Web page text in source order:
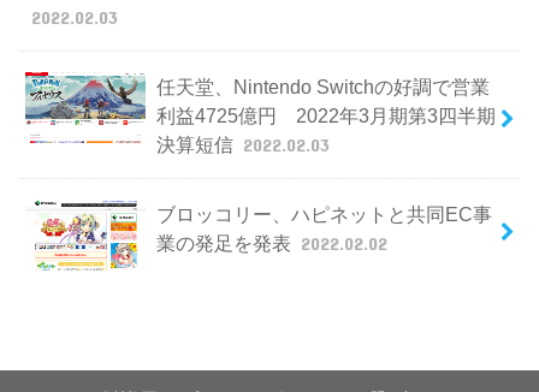
2022.02.03
任天堂、Nintendo Switchの好調で営業
利益4725億円 2022年3月期第3四半期
決算短信 2022.02.03
ブロッコリー、ハピネットと共同EC事
業の発足を発表 2022.02.02